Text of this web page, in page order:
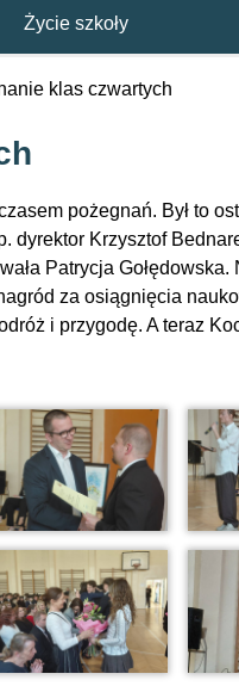
Życie szkoły
klas czwartych
pożegnań. Był to
dyrektor Krzysztof
Patrycja Gołędowska.
za osiągnięcia
i przygodę. A teraz